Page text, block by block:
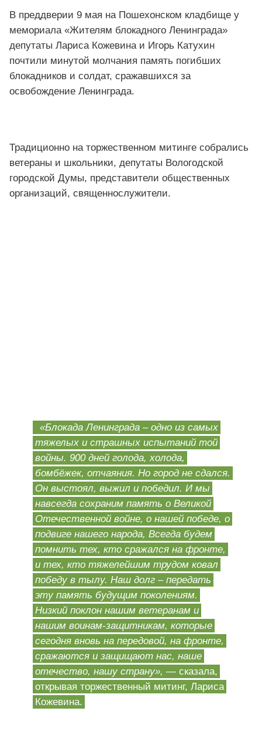
В преддверии 9 мая на Пошехонском кладбище у
мемориала «Жителям блокадного Ленинграда»
депутаты Лариса Кожевина и Игорь Катухин
почтили минутой молчания память погибших
блокадников и солдат, сражавшихся за
освобождение Ленинграда.
Традиционно на торжественном митинге собрались
ветераны и школьники, депутаты Вологодской
городской Думы, представители общественных
организаций, священнослужители.
«Блокада Ленинграда – одно из самых
тяжелых и страшных испытаний той
войны. 900 дней голода, холода,
бомбёжек, отчаяния. Но город не сдался.
Он выстоял, выжил и победил. И мы
навсегда сохраним память о Великой
Отечественной войне, о нашей победе, о
подвиге нашего народа, Всегда будем
помнить тех, кто сражался на фронте,
и тех, кто тяжелейшим трудом ковал
победу в тылу. Наш долг – передать
эту память будущим поколениям.
Низкий поклон нашим ветеранам и
нашим воинам-защитникам, которые
сегодня вновь на передовой, на фронте,
сражаются и защищают нас, наше
отечество, нашу страну», — сказала,
открывая торжественный митинг, Лариса
Кожевина.